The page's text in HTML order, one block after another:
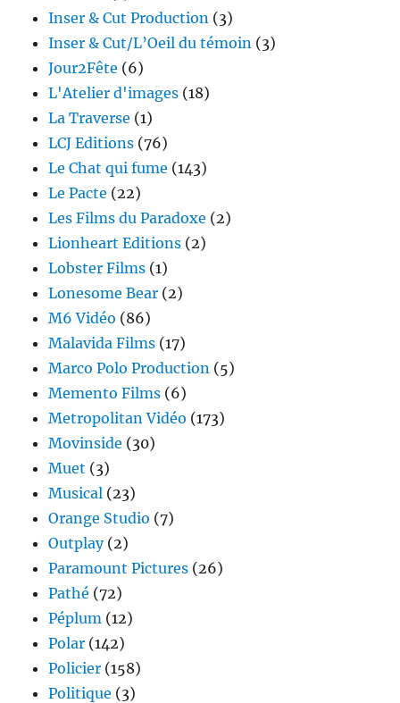
Inser & Cut Production (3)
Inser & Cut/L’Oeil du témoin (3)
Jour2Fête (6)
L'Atelier d'images (18)
La Traverse (1)
LCJ Editions (76)
Le Chat qui fume (143)
Le Pacte (22)
Les Films du Paradoxe (2)
Lionheart Editions (2)
Lobster Films (1)
Lonesome Bear (2)
M6 Vidéo (86)
Malavida Films (17)
Marco Polo Production (5)
Memento Films (6)
Metropolitan Vidéo (173)
Movinside (30)
Muet (3)
Musical (23)
Orange Studio (7)
Outplay(2)
Paramount Pictures (26)
Pathé (72)
Péplum (12)
Polar (142)
Policier (158)
Politique (3)